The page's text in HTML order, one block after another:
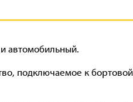
и автомобильный.
подключаемое к